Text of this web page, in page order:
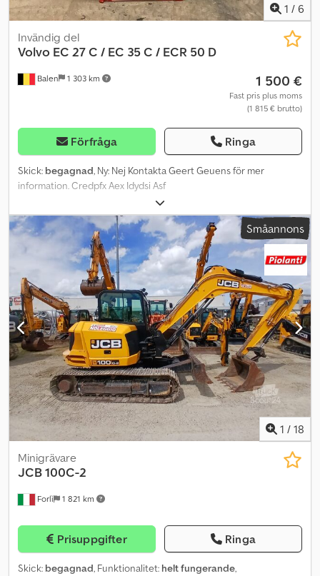
1 / 6
Balen 1 303 km
Invändig del
Volvo EC 27 C / EC 35 C / ECR 50 D
1 500 €
Fast pris plus moms
(1 815 € brutto)
Förfråga Ringa
Skick: begagnad, Ny: Nej Kontakta Geert Geuens för mer
information. Credpfx Aex Idydsi Asf
Småannons
1 / 18
Forlì 1 821 km
Minigrävare
JCB100C-2
Prisuppgifter Ringa
Skick: begagnad, Funktionalitet: helt fungerande,